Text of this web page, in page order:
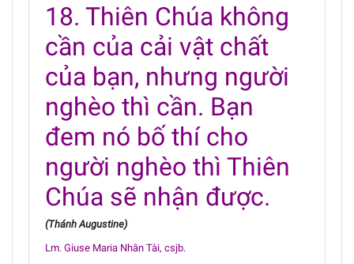
18. Thiên Chúa không
cần của cải vật chất
của bạn, nhưng người
nghèo thì cần. Bạn
đem nó bố thí cho
người nghèo thì Thiên
Chúa sẽ nhận được.
(Thánh Augustine)
Lm. Giuse Maria Nhân Tài, csjb.